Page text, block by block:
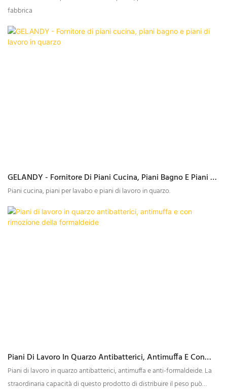
fabbrica
GELANDY - Fornitore Di Piani Cucina, Piani Bagno E Piani Di
Lavoro In Quarzo
Piani cucina, piani per lavabo e piani di lavoro in quarzo.
Piani Di Lavoro In Quarzo Antibatterici, Antimuffa E Con
Rimozione Della Formaldeide
Piani di lavoro in quarzo antibatterici, antimuffa e anti-formaldeide. La
straordinaria capacità di questo prodotto di distribuire il peso può